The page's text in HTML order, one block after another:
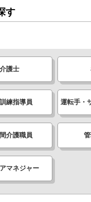
す
介護士
練指導員 運転手・
介護職員
マネジャー